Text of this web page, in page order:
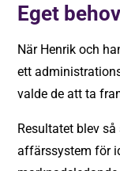
Eget
När Henrik och
ett
valde de att ta
Resultatet blev
affärssystem för